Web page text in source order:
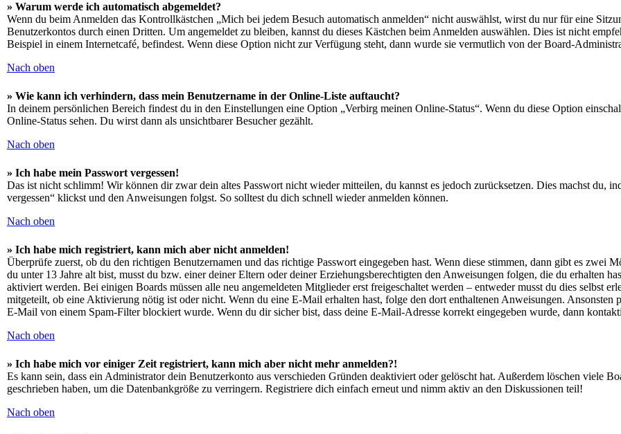
» Warum werde ich automatisch abgemeldet?
Wenn du beim Anmelden das Kontrollkästchen „Mich bei jedem Besuch automatisch anmelden“ nicht auswählst, wirst du nur für eine
Benutzerkontos durch einen Dritten. Um angemeldet zu bleiben, kannst du dieses Kästchen beim Anmelden auswählen. Dies ist nicht
Beispiel in einem Internetcafé, befindest. Wenn diese Option nicht zur Verfügung steht, dann wurde sie vermutlich von der Board-
Nach oben
» Wie kann ich verhindern, dass mein Benutzername in der Online-Liste auftaucht?
In deinem persönlichen Bereich findest du in den Einstellungen eine Option „Verbirg meinen Online-Status“. Wenn du diese Option
Online-Status sehen. Du wirst dann als unsichtbarer Besucher gezählt.
Nach oben
» Ich habe mein Passwort vergessen!
Das ist nicht schlimm! Wir können dir zwar dein altes Passwort nicht wieder mitteilen, du kannst es jedoch zurücksetzen. Dies machst du,
vergessen“ klickst und den Anweisungen folgst. So solltest du dich schnell wieder anmelden können.
Nach oben
» Ich habe mich registriert, kann mich aber nicht anmelden!
Überprüfe zuerst, ob du den richtigen Benutzernamen und das richtige Passwort eingegeben hast. Wenn diese stimmen, dann gibt es zwei
du unter 13 Jahre alt bist, musst du bzw. einer deiner Eltern oder deiner Erziehungsberechtigten den Anweisungen folgen, die du erhalten
aktiviert werden. Bei einigen Boards müssen alle neu angemeldeten Mitglieder erst freigeschaltet werden – entweder musst du dies selbst
mitgeteilt, ob eine Aktivierung nötig ist oder nicht. Wenn du eine E-Mail erhalten hast, folge den dort enthaltenen Anweisungen.
E-Mail von einem Spam-Filter blockiert wurde. Wenn du dir sicher bist, dass deine E-Mail-Adresse korrekt eingegeben wurde, dann
Nach oben
» Ich habe mich vor einiger Zeit registriert, kann mich aber nicht mehr anmelden?!
Es kann sein, dass ein Administrator dein Benutzerkonto aus verschieden Gründen deaktiviert oder gelöscht hat. Außerdem löschen viele
geschrieben haben, um die Datenbankgröße zu verringern. Registriere dich einfach erneut und nimm aktiv an den Diskussionen teil!
Nach oben